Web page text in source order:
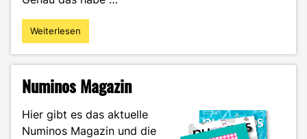
"48
Stunden
Mein
Kurztrip
nach
Weiterlesen
Numinos Magazin
Hier gibt es das aktuelle
Numinos Magazin und die